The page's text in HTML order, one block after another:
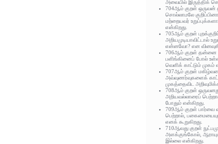
அவையில் இருத்திக்
704ஆம் குறள்
சொல்லாமலே
மற்றையவர்
என்கிறது.
705ஆம் குறள்
அறியமுடியாவிட்டால்
என்னவோ? என
706ஆம் குறள் தன்னை
பளிங்கினைப் போல்
வெளிக் காட்டும் முகம்
707ஆம் குறள்
அவ்வுணர்வுகளைக் காட்ட
முகத்தைவிட
708ஆம் குறள்
அறியவல்லாரைப்
போதும் என்கிறது.
709ஆம் குறள்
பெற்றால்,
எனக் கூறுகிறது.
710ஆவது குறள்
அளக்குங்கோல்,
இல்லை என்கிறது.